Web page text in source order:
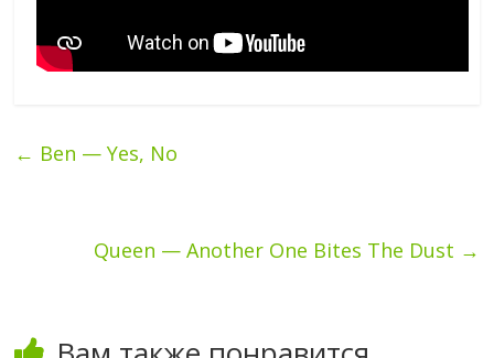
← Ben — Yes, No
Queen — Another One Bites The Dust →